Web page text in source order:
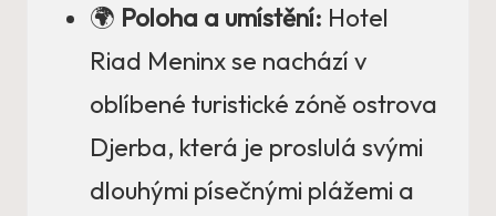
🌍 Poloha a umístění: Hotel
Riad Meninx se nachází v
oblíbené turistické zóně ostrova
Djerba, která je proslulá svými
dlouhými písečnými plážemi a